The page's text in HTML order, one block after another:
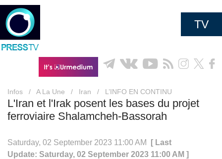
TV
Infos / A La Une / Iran / L’INFO EN CONTINU
L'Iran et l'Irak posent les bases du projet
ferroviaire Shalamcheh-Bassorah
Saturday, 02 September 2023 11:00 AM
[ Last
Update: Saturday, 02 September 2023 11:00 AM ]